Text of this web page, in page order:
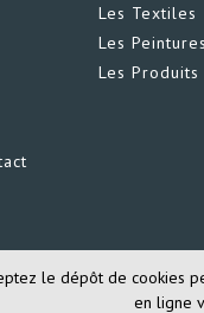
Les Textiles
Les
Les
le dépôt de cookies
en ligne